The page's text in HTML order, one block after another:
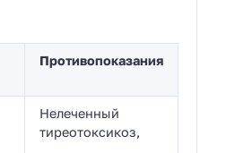
Противопоказания
Нелеченный
тиреотоксикоз,